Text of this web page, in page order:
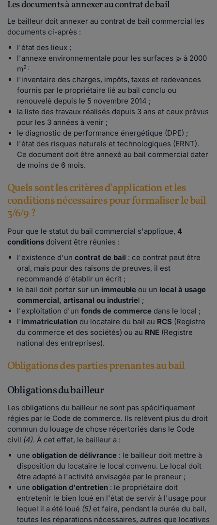
Les documents à annexer au contrat de bail
Le bailleur doit annexer au contrat de bail commercial les
documents ci-après :
l'état des lieux ;
l'annexe environnementale pour les surfaces ⩾ à 2000
m2 ;
l'inventaire des charges, impôts, taxes et redevances
fournis par le propriétaire lié au bail conclu ou
renouvelé depuis le 5 novembre 2014 ;
la liste des travaux réalisés depuis 3 ans et ceux prévus
pour les 3 années à venir ;
le diagnostic de performance énergétique (DPE) ;
l'état des risques naturels et technologiques (ERNT).
Ce document doit être annexé au bail commercial dater
de moins de 6 mois.
Quels sont les critères d'application et les
conditions nécessaires pour formaliser le bail
3/6/9 ?
Pour que le statut du bail commercial s'applique, 4
conditions doivent être réunies :
l'existence d'un contrat de bail : ce contrat peut être
oral, mais pour des raisons de preuves, il est
recommandé d'établir un écrit ;
le bail doit porter sur un immeuble ou un local à usage
commercial, artisanal ou industriel ;
l'exploitation d'un fonds de commerce dans le local ;
l'immatriculation du locataire du bail au RCS (Registre
du commerce et des sociétés) ou au RNE (Registre
national des entreprises).
Obligations des parties prenantes au bail
Obligations du bailleur
Les obligations du bailleur ne sont pas spécifiquement
régies par le Code de commerce. Ils relèvent plus du droit
commun du louage de chose répertoriés dans le Code
civil (4). À cet effet, le bailleur a :
une obligation de délivrance : le bailleur doit mettre à
disposition du locataire le local convenu. Le local doit
être adapté à l'activité envisagée par le preneur ;
une obligation d'entretien : le propriétaire doit
entretenir le bien loué en l'état de servir à l'usage pour
lequel il a été loué (5) et faire, pendant la durée du bail,
toutes les réparations nécessaires, autres que locatives